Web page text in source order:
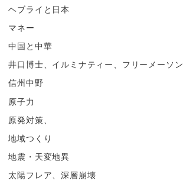
ヘブライと日本
マネー
中国と中華
井口博士、イルミナティー、フリーメーソン
信州中野
原子力
原発対策、
地域つくり
地震・天変地異
太陽フレア、深層崩壊